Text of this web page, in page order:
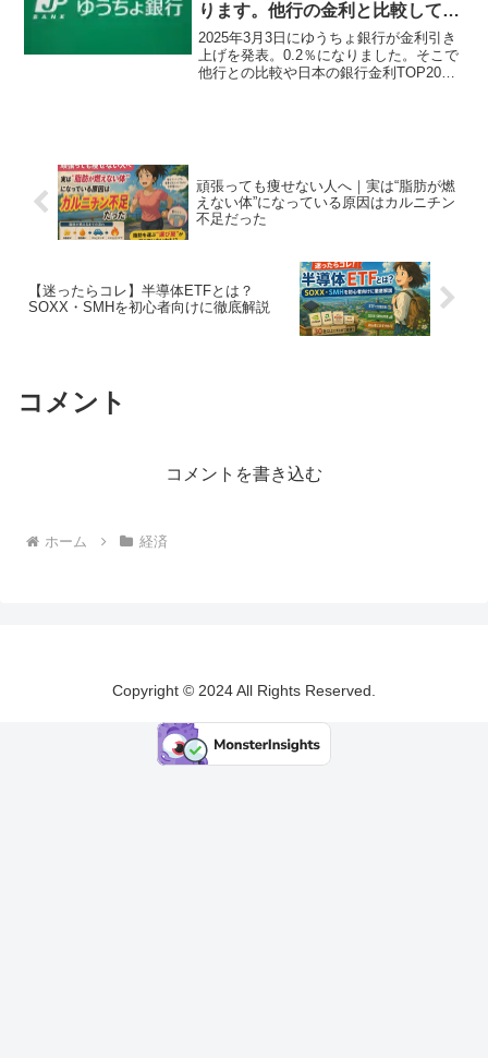
ります。他行の金利と比較してみ
よう。
2025年3月3日にゆうちょ銀行が金利引き
上げを発表。0.2％になりました。そこで
他行との比較や日本の銀行金利TOP20を
頑張っても痩せない人へ｜実は“脂肪が燃
えない体”になっている原因はカルニチン
不足だった
【迷ったらコレ】半導体ETFとは？
SOXX・SMHを初心者向けに徹底解説
コメント
コメントを書き込む
ホーム 経済
Copyright © 2024 All Rights Reserved.